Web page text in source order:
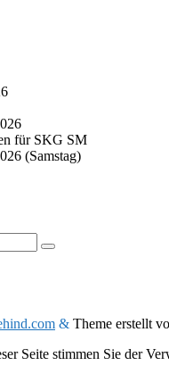
für SKG SM
(Samstag)
Suchen
& Theme erstellt
Seite stimmen Sie der